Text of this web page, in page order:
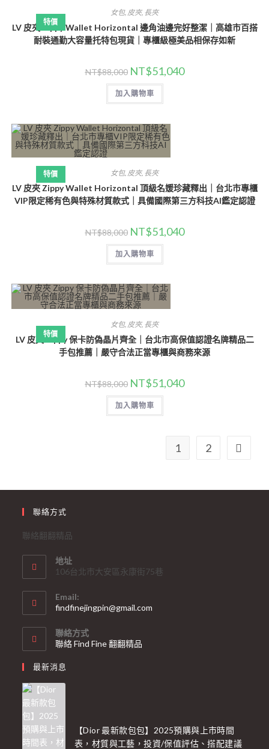
特價
女包, 皮夾, 長夾
LV 皮夾 Zippy Wallet Horizontal 邊角油邊完好整潔｜高雄市百搭
耐裝通勤大容量托特包現貨｜專櫃級極美品相保存如新
NT$88,000 NT$51,040
加入購物車
特價 女包, 皮夾, 長夾
LV 皮夾 Zippy Wallet Horizontal 頂級名媛珍藏釋出｜台北市專櫃
VIP限定稀有色與特殊材質款式｜具備國際第三方科技AI鑑定認證
NT$88,000 NT$51,040
加入購物車
特價
女包, 皮夾, 長夾
LV 皮夾 Zippy 保卡防偽晶片齊全｜台北市高保值認證名牌精品二
手包推薦｜嚴守合法正當專櫃與商務來源
NT$88,000 NT$51,040
加入購物車
1 2
聯絡方式
聯絡翻翻精品
地址
106台北市大安區永康街75巷
Email:
findfinejingpin@gmail.com
聯絡方式
聯絡 Find Fine 翻翻精品
最新消息
【Dior 最新款包包】2025預購與上市時間
表，材質與工藝，投資/保值評估、搭配建議